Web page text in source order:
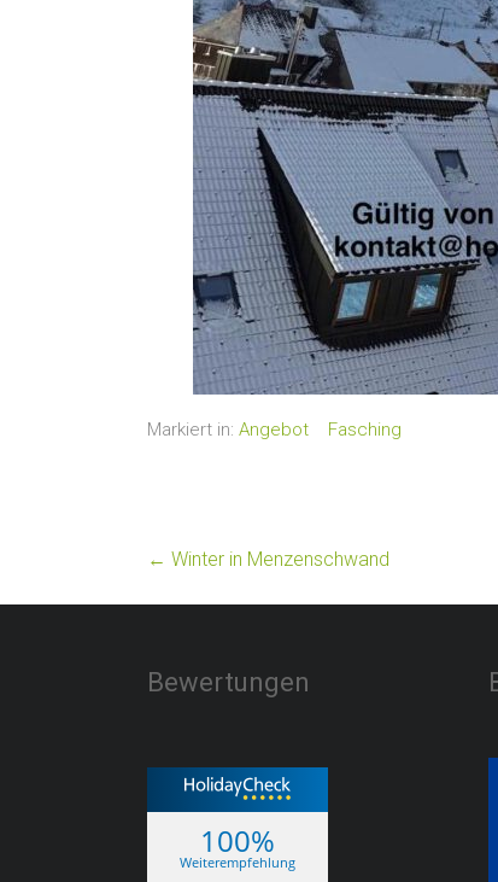
Markiert in: Angebot Fasching
← Winter in Menzenschwand
Bewertungen
100%
Weiterempfehlung